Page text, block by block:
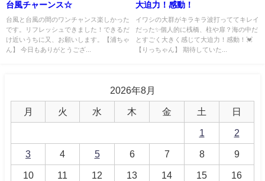
台風チャーンス☆
台風と台風の間のワンチャンス楽しかった
です。リフレッシュできました！できるだ
け近いうちに又、お願いします。【浦ちゃ
ん】 今日もありがとうござ...
大迫力！感動！
イワシの大群がキラキラ波打っててキレイ
だった✨個人的に桟橋、柱や扉？海の中だ
とすごく大きく感じて大迫力！感動！💓
【りっちゃん】 期待していた...
2026年8月
月 火 水 木 金 土 日
1 2
3 4 5 6 7 8 9
10 11 12 13 14 15 16